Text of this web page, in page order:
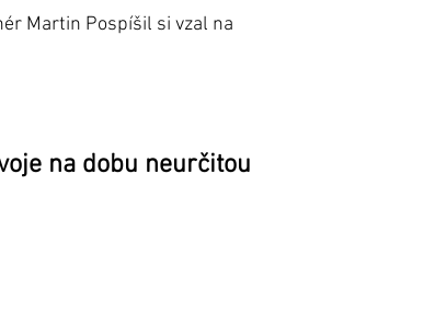
Martin Pospíšil si vzal na
na dobu neurčitou